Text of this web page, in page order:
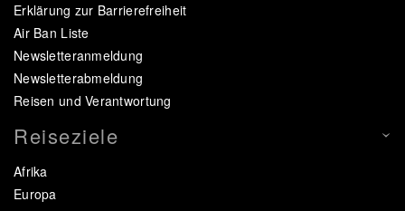
Erklärung zur Barrierefreiheit
Air Ban Liste
Newsletteranmeldung
Newsletterabmeldung
Reisen und Verantwortung
Reiseziele
Afrika
Europa